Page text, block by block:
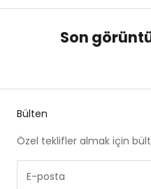
Son
Bülten
Özel teklifler almak için